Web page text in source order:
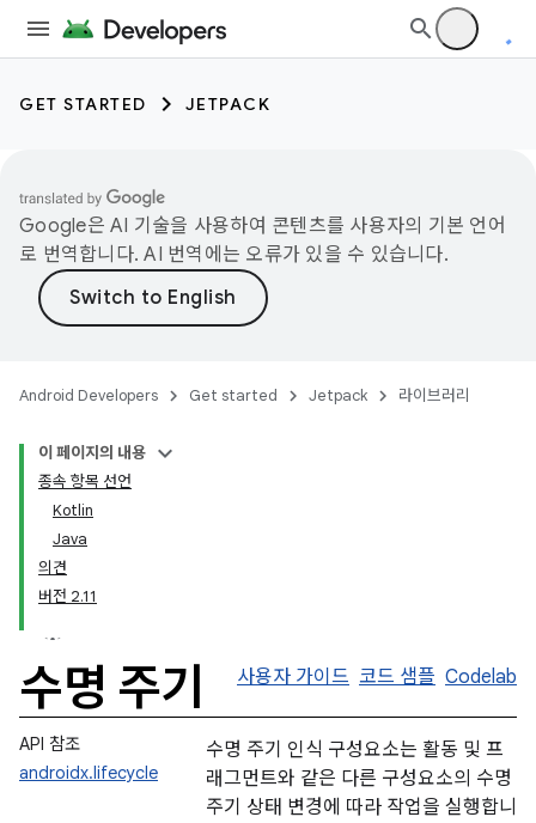
GET STARTED JETPACK
Google은 AI 기술을 사용하여 콘텐츠를 사용자의 기본 언어
로 번역합니다. AI 번역에는 오류가 있을 수 있습니다.
Android Developers Get started Jetpack 라이브러리
이 페이지의 내용
종속 항목 선언
Kotlin
Java
의견
버전 2.11
수명 주기 사용자 가이드 코드 샘플 Codelab
API 참조
androidx.lifecycle
수명 주기 인식 구성요소는 활동 및 프
래그먼트와 같은 다른 구성요소의 수명
주기 상태 변경에 따라 작업을 실행합니